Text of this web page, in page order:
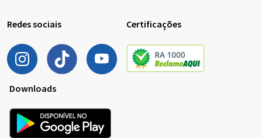
Redes sociais Certificações
Downloads